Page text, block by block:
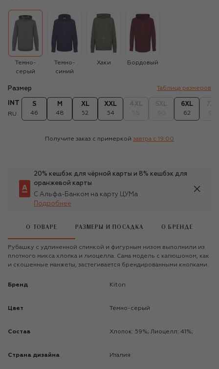
Темно-
серый
Темно-
синий
Хаки Бордовый
Размер Таблица размеров
INT
RU
S
46
M
48
XL
52
XXL
54
6XL
62
Получите заказ с примеркой завтра c 19:00
20% кешбэк для чёрной карты и 8% кешбэк для
оранжевой карты
С Альфа-Банком на карту ЦУМа
Подробнее
О ТОВАРЕ РАЗМЕРЫ И ПОСАДКА О БРЕНДЕ
Рубашку с удлиненной спинкой и фигурным низом выполнили из
плотного микса хлопка и лиоцелла. Сама модель с капюшоном, как
и скошенные манжеты, застегивается брендированными кнопками.
Бренд Kiton
Цвет Темно-серый
Состав Хлопок: 59%; Лиоцелл: 41%;
Страна дизайна Италия